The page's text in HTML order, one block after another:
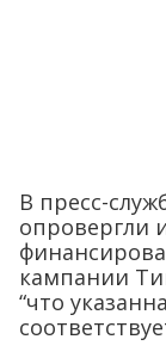
В пресс-
опровергли
кампании
“что